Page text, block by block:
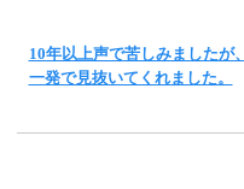
10年以上声で苦しみましたが
一発で見抜いてくれました。